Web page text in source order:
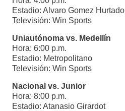
Estadio: Alvaro Gomez Hurtado
Televisión: Win Sports
Uniautónoma vs. Medellín
Hora: 6:00 p.m.
Estadio: Metropolitano
Televisión: Win Sports
Nacional vs. Junior
Hora: 8:00 p.m.
Estadio: Atanasio Girardot